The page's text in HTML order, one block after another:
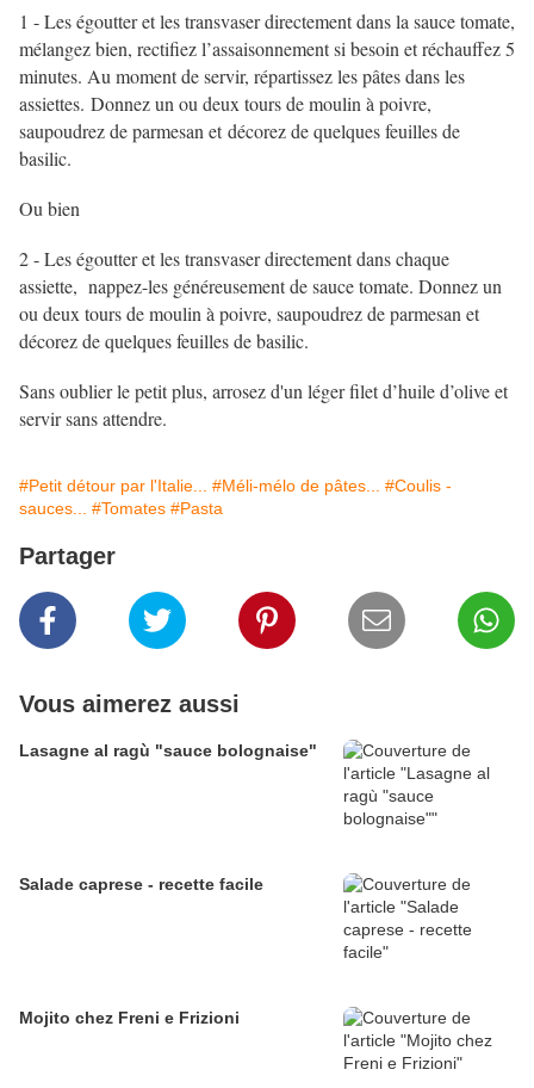
1 - Les égoutter et les transvaser directement dans la sauce tomate,
mélangez bien, rectifiez l’assaisonnement si besoin et réchauffez 5
minutes. Au moment de servir, répartissez les pâtes dans les
assiettes. Donnez un ou deux tours de moulin à poivre,
saupoudrez de parmesan et décorez de quelques feuilles de
basilic.
Ou bien
2 - Les égoutter et les transvaser directement dans chaque
assiette, nappez-les généreusement de sauce tomate. Donnez un
ou deux tours de moulin à poivre, saupoudrez de parmesan et
décorez de quelques feuilles de basilic.
Sans oublier le petit plus, arrosez d'un léger filet d’huile d’olive et
servir sans attendre.
#Petit détour par l'Italie... #Méli-mélo de pâtes...
#Coulis -
sauces...
#Tomates #Pasta
Partager
Vous aimerez aussi
Lasagne al ragù "sauce bolognaise"
Salade caprese - recette facile
Mojito chez Freni e Frizioni